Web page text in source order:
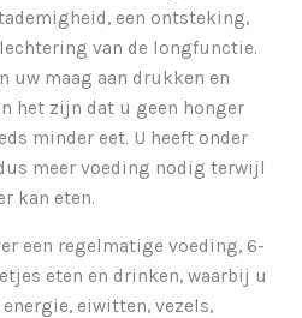
een ontsteking,
van de longfunctie.
uw maag aan drukken en
het zijn dat u geen honger
minder eet. U heeft onder
meer voeding nodig terwijl
kan eten.
een regelmatige voeding, 6-
eten en drinken, waarbij u
eiwitten, vezels,